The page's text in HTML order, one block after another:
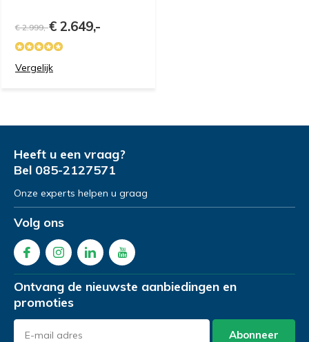
€ 2.999,-€ 2.649,-
Vergelijk
Heeft u een vraag?
Bel 085-2127571
Onze experts helpen u graag
Volg ons
Ontvang de nieuwste aanbiedingen en
promoties
Abonneer